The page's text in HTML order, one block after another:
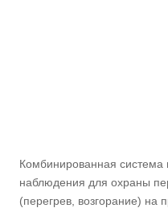
Комбинированная система
наблюдения для охраны
(перегрев, возгорание) на